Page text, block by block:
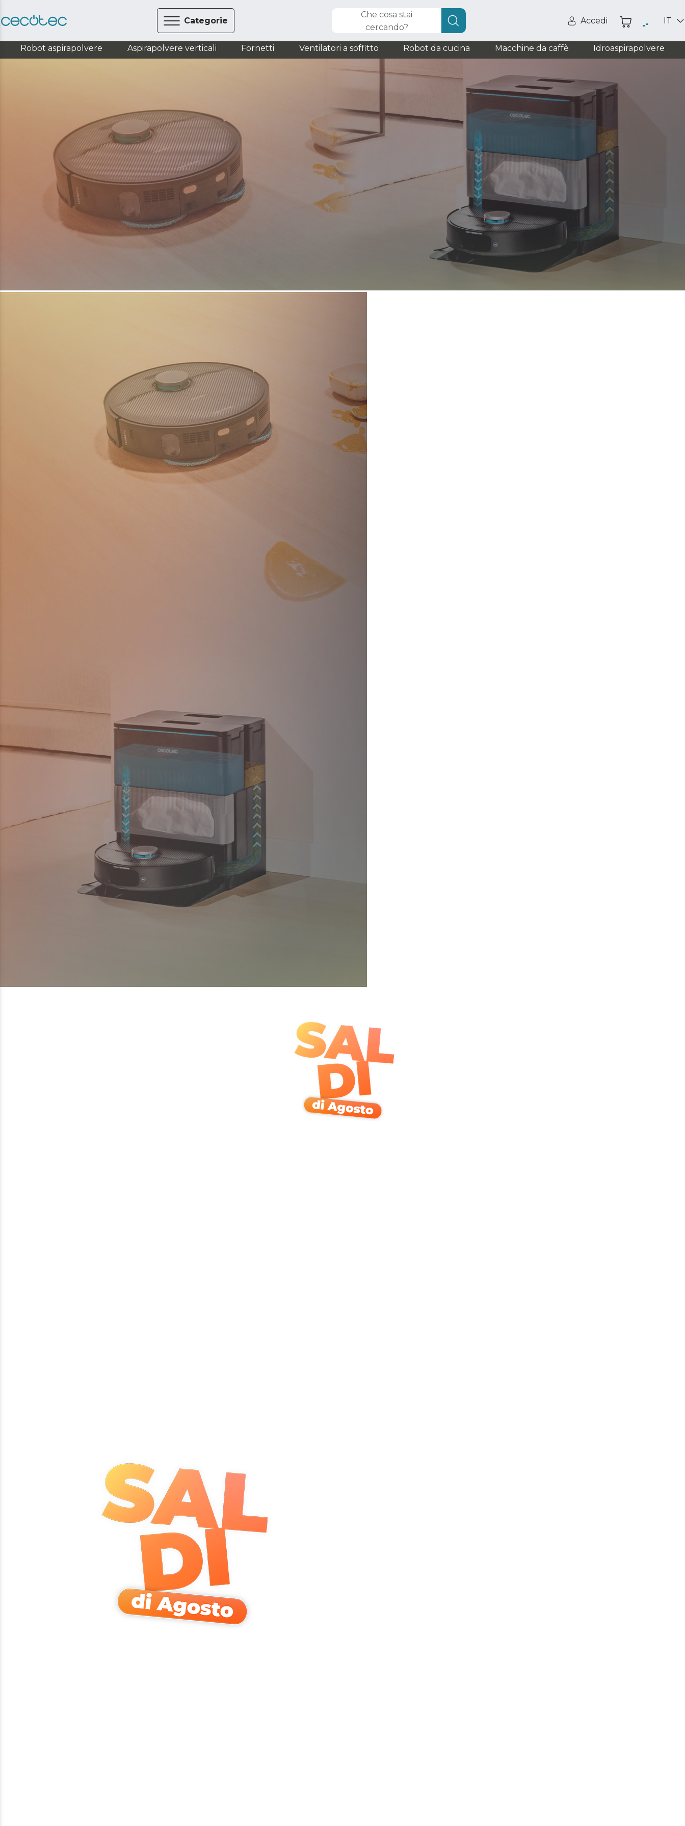
Categorie
Che cosa stai
cercando?
Accedi IT
Robot aspirapolvere Aspirapolvere verticali Fornetti Ventilatori a soffitto Robot da cucina Macchine da caffè Idroaspirapolvere